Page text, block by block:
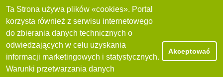
Ta Strona używa plików «cookies». Portal
korzysta również z serwisu internetowego
do zbierania danych technicznych o
odwiedzających w celu uzyskania
informacji marketingowych i statystycznych.
Warunki przetwarzania danych
Akceptować